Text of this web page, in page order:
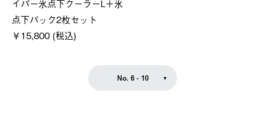
イパー氷点下クーラーL＋氷
点下パック2枚セット
￥15,800 (税込)
No. 6 - 10